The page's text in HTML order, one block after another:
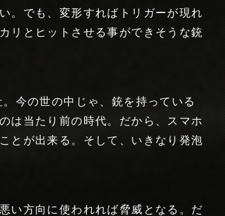
。でも、変形すればトリガーが現れ
リとヒットさせる事ができそうな銃
今の世の中じゃ、銃を持っている
は当たり前の時代。だから、スマホ
とが出来る。そして、いきなり発泡
い方向に使われれば脅威となる。だ